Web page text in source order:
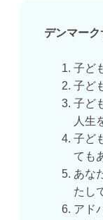
デンマー
子ど
子ど
子ど
人生
子ど
ても
あな
たし
アド